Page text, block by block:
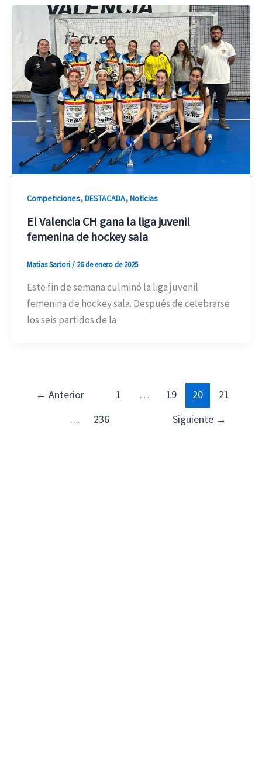
Competiciones,DESTACADA,Noticias
El Valencia CH gana la liga juvenil
femenina de hockey sala
Matias Sartori/ 26 de enero de 2025
Este fin de semana culminó la liga juvenil
femenina de hockey sala. Después de celebrarse
los seis partidos de la
← Anterior 1 … 19 20
21
…
236 Siguiente →